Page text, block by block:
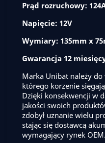
Prąd rozruchowy:
Napięcie: 12V
Wymiary: 135mm x
Gwarancja 12
Marka Unibat należy do
którego korzenie
Dzięki konsekwencji w
jakości swoich
zdobył uznanie wielu
stając się dostawcą
wymagający rynek OEM.